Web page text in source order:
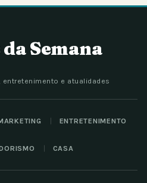
Semana
entretenimento e atualidades
ENTRETENIMENTO
CASA